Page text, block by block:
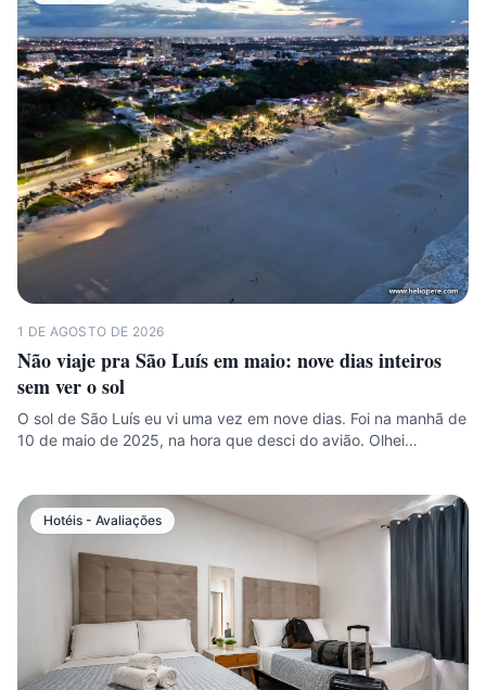
1 DE AGOSTO DE 2026
Não viaje pra São Luís em maio: nove dias inteiros
sem ver o sol
O sol de São Luís eu vi uma vez em nove dias. Foi na manhã de
10 de maio de 2025, na hora que desci do avião. Olhei…
Hotéis - Avaliações